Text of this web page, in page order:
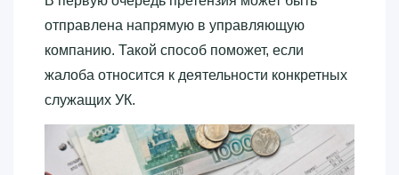
отправлена напрямую в управляющую
компанию. Такой способ поможет, если
жалоба относится к деятельности конкретных
служащих УК.